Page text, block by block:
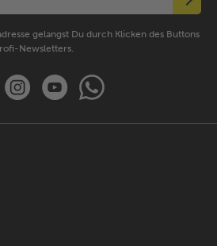
gelangst Du durch Klicken des Buttons
Newsletters.